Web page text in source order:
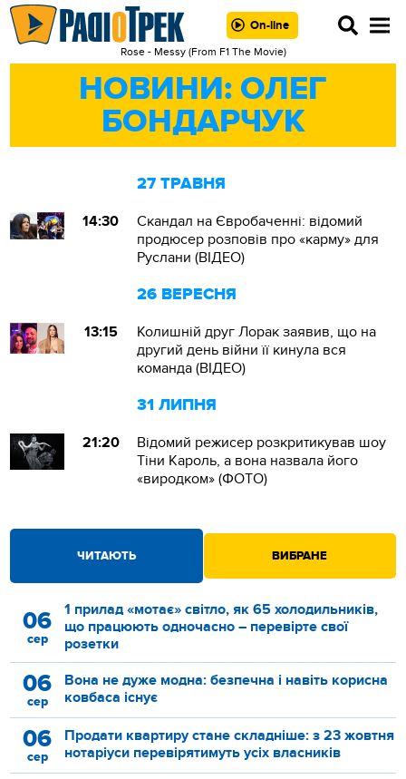
On-line
Rose - Messy (From F1 The Movie)
НОВИНИ: ОЛЕГ
БОНДАРЧУК
27 ТРАВНЯ
14:30
Скандал на Євробаченні: відомий
продюсер розповів про «карму» для
Руслани (ВІДЕО)
26 ВЕРЕСНЯ
13:15
Колишній друг Лорак заявив, що на
другий день війни її кинула вся
команда (ВІДЕО)
31 ЛИПНЯ
21:20
Відомий режисер розкритикував шоу
Тіни Кароль, а вона назвала його
«виродком» (ФОТО)
ЧИТАЮТЬ ВИБРАНЕ
06
сер
1 прилад «мотає» світло, як 65 холодильників,
що працюють одночасно – перевірте свої
розетки
06
сер
Вона не дуже модна: безпечна і навіть корисна
ковбаса існує
06
сер
Продати квартиру стане складніше: з 23 жовтня
нотаріуси перевірятимуть усіх власників